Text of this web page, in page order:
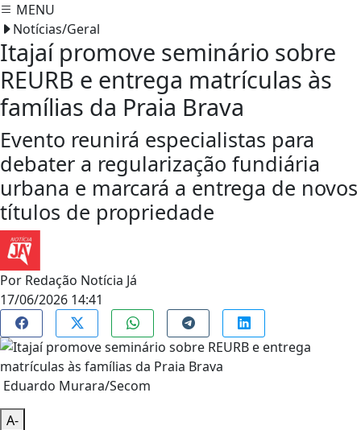
MENU
Notícias/Geral
Itajaí promove seminário sobre
REURB e entrega matrículas às
famílias da Praia Brava
Evento reunirá especialistas para
debater a regularização fundiária
urbana e marcará a entrega de novos
títulos de propriedade
Por Redação Notícia Já
17/06/2026 14:41
Eduardo Murara/Secom
A-